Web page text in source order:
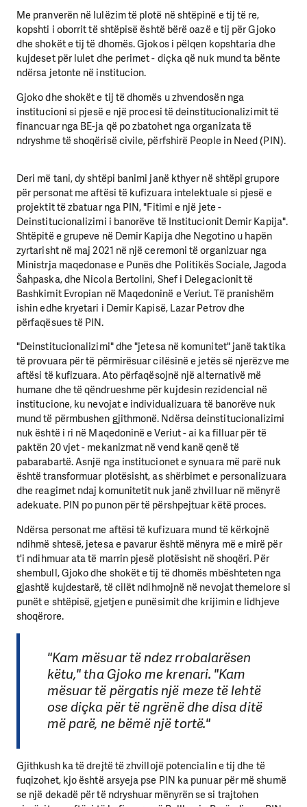
Me pranverën në lulëzim të plotë në shtëpinë e tij të re,
kopshti i oborrit të shtëpisë është bërë oazë e tij për Gjoko
dhe shokët e tij të dhomës. Gjokos i pëlqen kopshtaria dhe
kujdeset për lulet dhe perimet - diçka që nuk mund ta bënte
ndërsa jetonte në institucion.
Gjoko dhe shokët e tij të dhomës u zhvendosën nga
institucioni si pjesë e një procesi të deinstitucionalizimit të
financuar nga BE-ja që po zbatohet nga organizata të
ndryshme të shoqërisë civile, përfshirë People in Need (PIN).
Deri më tani, dy shtëpi banimi janë kthyer në shtëpi grupore
për personat me aftësi të kufizuara intelektuale si pjesë e
projektit të zbatuar nga PIN, "Fitimi e një jete -
Deinstitucionalizimi i banorëve të Institucionit Demir Kapija".
Shtëpitë e grupeve në Demir Kapija dhe Negotino u hapën
zyrtarisht në maj 2021 në një ceremoni të organizuar nga
Ministrja maqedonase e Punës dhe Politikës Sociale, Jagoda
Šahpaska, dhe Nicola Bertolini, Shef i Delegacionit të
Bashkimit Evropian në Maqedoninë e Veriut. Të pranishëm
ishin edhe kryetari i Demir Kapisë, Lazar Petrov dhe
përfaqësues të PIN.
"Deinstitucionalizimi" dhe "jetesa në komunitet" janë taktika
të provuara për të përmirësuar cilësinë e jetës së njerëzve me
aftësi të kufizuara. Ato përfaqësojnë një alternativë më
humane dhe të qëndrueshme për kujdesin rezidencial në
institucione, ku nevojat e individualizuara të banorëve nuk
mund të përmbushen gjithmonë. Ndërsa deinstitucionalizimi
nuk është i ri në Maqedoninë e Veriut - ai ka filluar për të
paktën 20 vjet - mekanizmat në vend kanë qenë të
pabarabartë. Asnjë nga institucionet e synuara më parë nuk
është transformuar plotësisht, as shërbimet e personalizuara
dhe reagimet ndaj komunitetit nuk janë zhvilluar në mënyrë
adekuate. PIN po punon për të përshpejtuar këtë proces.
Ndërsa personat me aftësi të kufizuara mund të kërkojnë
ndihmë shtesë, jetesa e pavarur është mënyra më e mirë për
t'i ndihmuar ata të marrin pjesë plotësisht në shoqëri. Për
shembull, Gjoko dhe shokët e tij të dhomës mbështeten nga
gjashtë kujdestarë, të cilët ndihmojnë në nevojat themelore si
punët e shtëpisë, gjetjen e punësimit dhe krijimin e lidhjeve
shoqërore.
"Kam mësuar të ndez rrobalarësen
këtu," tha Gjoko me krenari. "Kam
mësuar të përgatis një meze të lehtë
ose diçka për të ngrënë dhe disa ditë
më parë, ne bëmë një tortë."
Gjithkush ka të drejtë të zhvillojë potencialin e tij dhe të
fuqizohet, kjo është arsyeja pse PIN ka punuar për më shumë
se një dekadë për të ndryshuar mënyrën se si trajtohen